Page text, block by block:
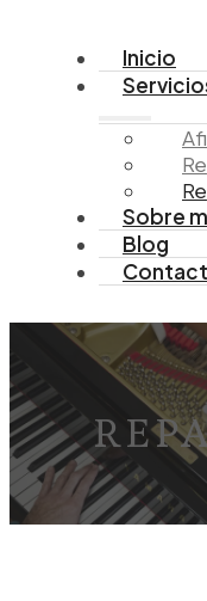
Inicio
Sobre
Blog